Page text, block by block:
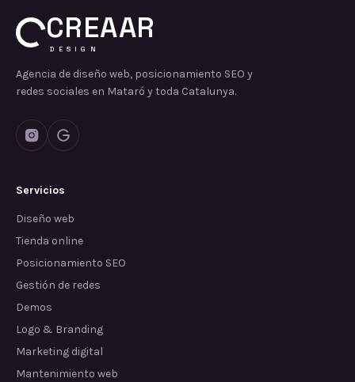
CREAAR
DESIGN
Agencia de diseño web, posicionamiento SEO y
redes sociales en Mataró y toda Catalunya.
Servicios
Diseño web
Tienda online
Posicionamiento SEO
Gestión de redes
Demos
Logo & Branding
Marketing digital
Mantenimiento web